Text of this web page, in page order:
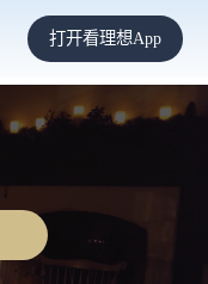
打开看理想App